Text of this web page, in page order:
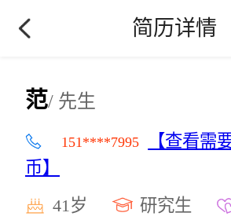
简历详情
范/ 先生
151****7995
【查看需
币】
41岁
研究生